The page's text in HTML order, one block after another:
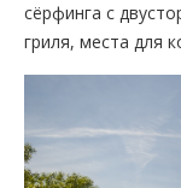
сёрфинга с
гриля, места для